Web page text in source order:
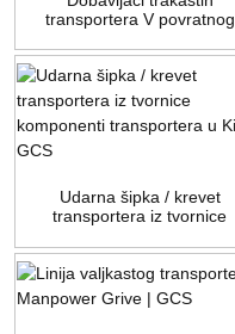
transportera V povratnog
Udarna šipka / krevet
transportera iz tvornice
GCS